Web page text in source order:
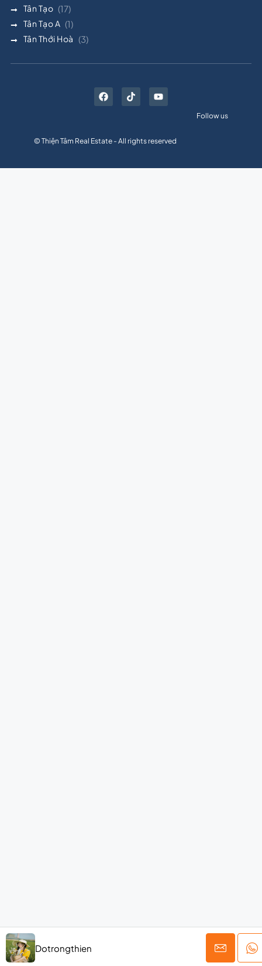
Dotrongthien
Tân Tạo (17)
Tân Tạo A (1)
Tân Thới Hoà (3)
© Thiện Tâm Real Estate - All rights reserved
Follow us